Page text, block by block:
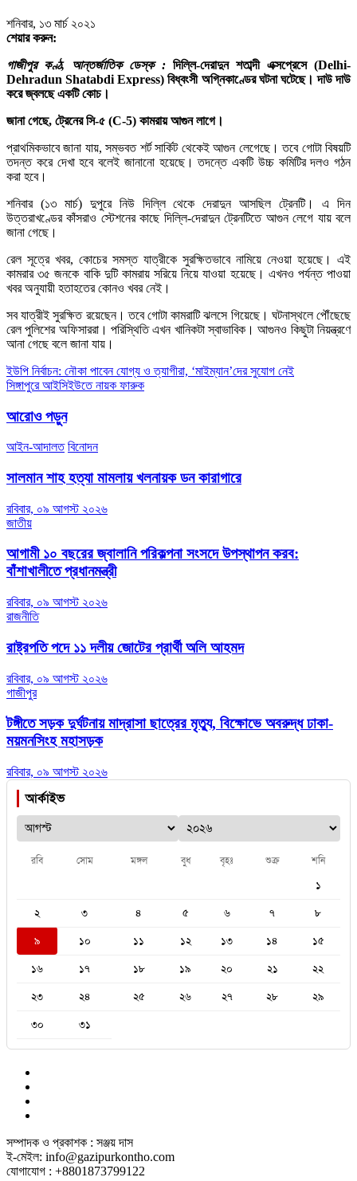
শনিবার, ১৩ মার্চ ২০২১
শেয়ার করুন:
গাজীপুর কণ্ঠ, আন্তর্জাতিক ডেস্ক :দিল্লি-দেরাদুন শতাব্দী এক্সপ্রেসে (Delhi-
Dehradun Shatabdi Express) বিধ্বংসী অগ্নিকাণ্ডের ঘটনা ঘটেছে। দাউ দাউ
করে জ্বলছে একটি কোচ।
জানা গেছে, ট্রেনের সি-৫ (C-5) কামরায় আগুন লাগে।
প্রাথমিকভাবে জানা যায়, সম্ভবত শর্ট সার্কিট থেকেই আগুন লেগেছে। তবে গোটা বিষয়টি
তদন্ত করে দেখা হবে বলেই জানানো হয়েছে। তদন্তে একটি উচ্চ কমিটির দলও গঠন
করা হবে।
শনিবার (১৩ মার্চ) দুপুরে নিউ দিল্লি থেকে দেরাদুন আসছিল ট্রেনটি। এ দিন
উত্তরাখণ্ডের কাঁসরাও স্টেশনের কাছে দিল্লি-দেরাদুন ট্রেনটিতে আগুন লেগে যায় বলে
জানা গেছে।
রেল সূত্রে খবর, কোচের সমস্ত যাত্রীকে সুরক্ষিতভাবে নামিয়ে নেওয়া হয়েছে। এই
কামরার ৩৫ জনকে বাকি দুটি কামরায় সরিয়ে নিয়ে যাওয়া হয়েছে। এখনও পর্যন্ত পাওয়া
খবর অনুযায়ী হতাহতের কোনও খবর নেই।
সব যাত্রীই সুরক্ষিত রয়েছেন। তবে গোটা কামরাটি ঝলসে গিয়েছে। ঘটনাস্থলে পৌঁছেছে
রেল পুলিশের অফিসাররা। পরিস্থিতি এখন খানিকটা স্বাভাবিক। আগুনও কিছুটা নিয়ন্ত্রণে
আনা গেছে বলে জানা যায়।
Post
navigation
ইউপি নির্বাচন: নৌকা পাবেন যোগ্য ও ত্যাগীরা, ‘মাইম্যান’দের সুযোগ নেই
সিঙ্গাপুরে আইসিইউতে নায়ক ফারুক
আরোও পড়ুন
আইন-আদালত বিনোদন
সালমান শাহ হত্যা মামলায় খলনায়ক ডন কারাগারে
রবিবার, ০৯ আগস্ট ২০২৬
জাতীয়
আগামী ১০ বছরের জ্বালানি পরিকল্পনা সংসদে উপস্থাপন করব:
বাঁশাখালীতে প্রধানমন্ত্রী
রবিবার, ০৯ আগস্ট ২০২৬
রাজনীতি
রাষ্ট্রপতি পদে ১১ দলীয় জোটের প্রার্থী অলি আহমদ
রবিবার, ০৯ আগস্ট ২০২৬
গাজীপুর
টঙ্গীতে সড়ক দুর্ঘটনায় মাদ্রাসা ছাত্রের মৃত্যু, বিক্ষোভে অবরুদ্ধ ঢাকা-
ময়মনসিংহ মহাসড়ক
রবিবার, ০৯ আগস্ট ২০২৬
আর্কাইভ
রবি সোম মঙ্গল বুধ বৃহঃ শুক্র শনি
১
২
৩ ৪ ৫ ৬ ৭
৮
৯
১০ ১১ ১২ ১৩ ১৪
১৫
১৬
১৭ ১৮ ১৯ ২০ ২১
২২
২৩
২৪ ২৫ ২৬ ২৭ ২৮
২৯
৩০
৩১
সম্পাদক ও প্রকাশক : সঞ্জয় দাস
ই-মেইল: info@gazipurkontho.com
যোগাযোগ : +8801873799122